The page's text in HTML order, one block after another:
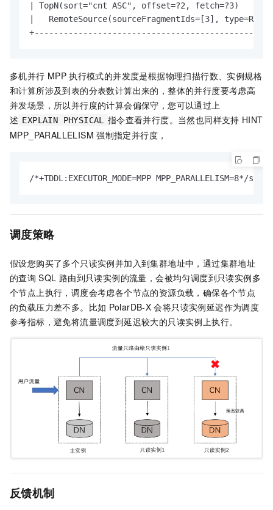
| TopN(sort="cnt ASC", offset=?2,
|   RemoteSource(sourceFragmentIds=[3],
多机并行 MPP 执行模式的并发度是根据物理扫描行数、实例规格
和计算所涉及到表的分表数计算出来的，整体的并行度要考虑高
并发场景，所以并行度的计算会偏保守，您可以通过上
述 EXPLAIN PHYSICAL 指令查看并行度。当然也同样支持 HINT
MPP_PARALLELISM 强制指定并行度，
/*+TDDL:EXECUTOR_MODE=MPP
调度策略
假设您购买了多个只读实例并加入到集群地址中，通过集群地址
的查询 SQL 路由到只读实例的流量，会被均匀调度到只读实例多
个节点上执行，调度会考虑各个节点的资源负载，确保各个节点
的负载压力差不多。比如 PolarDB-X 会将只读实例延迟作为调度
参考指标，避免将流量调度到延迟较大的只读实例上执行。
反馈机制